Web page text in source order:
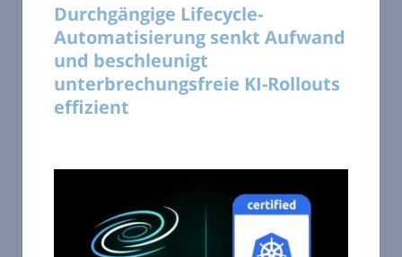
Durchgängige Lifecycle-
Automatisierung senkt Aufwand
und beschleunigt
unterbrechungsfreie KI-Rollouts
effizient